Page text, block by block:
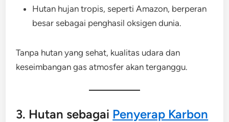
Hutan hujan tropis, seperti Amazon, berperan
besar sebagai penghasil oksigen dunia.
Tanpa hutan yang sehat, kualitas udara dan
keseimbangan gas atmosfer akan terganggu.
3. Hutan sebagai Penyerap Karbon